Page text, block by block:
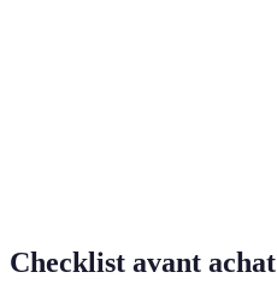
Checklist avant achat